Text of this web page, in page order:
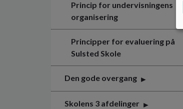
Princip for undervisningens
organisering
Principper for evaluering på
Sulsted Skole
Den gode overgang
Skolens 3 afdelinger